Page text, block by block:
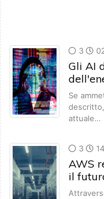
3
Gli AI
Se
attuale…
3
AWS
il